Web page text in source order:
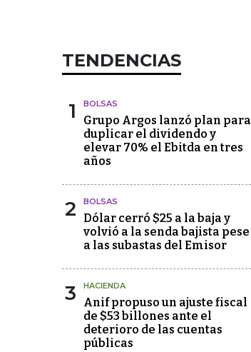
TENDENCIAS
1 BOLSAS
Grupo Argos lanzó plan para
duplicar el dividendo y
elevar 70% el Ebitda en tres
años
2 BOLSAS
Dólar cerró $25 a la baja y
volvió a la senda bajista pese
a las subastas del Emisor
3 HACIENDA
Anif propuso un ajuste fiscal
de $53 billones ante el
deterioro de las cuentas
públicas